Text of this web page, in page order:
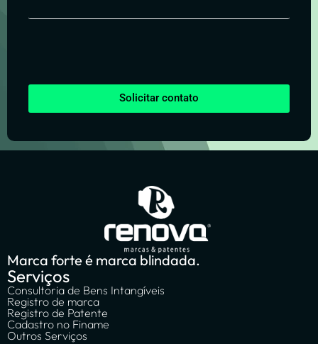
Solicitar contato
Marca forte é marca blindada.
Serviços
Consultoria de Bens Intangíveis
Registro de marca
Registro de Patente
Cadastro no Finame
Outros Serviços